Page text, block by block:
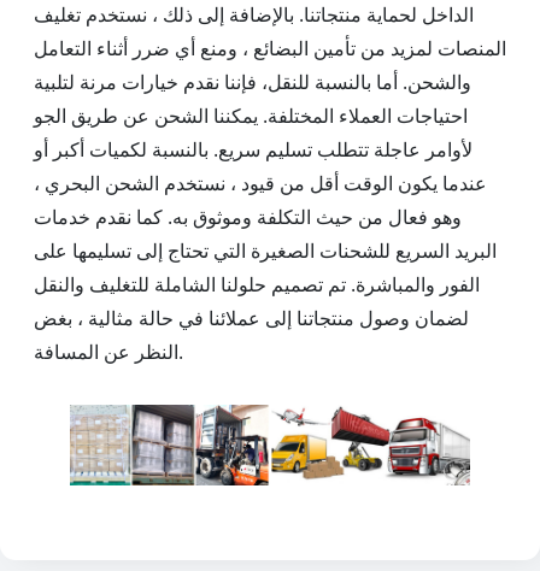
الداخل لحماية منتجاتنا. بالإضافة إلى ذلك ، نستخدم تغليف
المنصات لمزيد من تأمين البضائع ، ومنع أي ضرر أثناء التعامل
والشحن. أما بالنسبة للنقل، فإننا نقدم خيارات مرنة لتلبية
احتياجات العملاء المختلفة. يمكننا الشحن عن طريق الجو
لأوامر عاجلة تتطلب تسليم سريع. بالنسبة لكميات أكبر أو
عندما يكون الوقت أقل من قيود ، نستخدم الشحن البحري ،
وهو فعال من حيث التكلفة وموثوق به. كما نقدم خدمات
البريد السريع للشحنات الصغيرة التي تحتاج إلى تسليمها على
الفور والمباشرة. تم تصميم حلولنا الشاملة للتغليف والنقل
لضمان وصول منتجاتنا إلى عملائنا في حالة مثالية ، بغض
النظر عن المسافة.